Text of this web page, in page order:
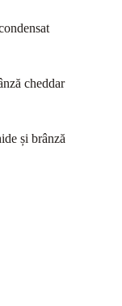
cheddar
și brânză